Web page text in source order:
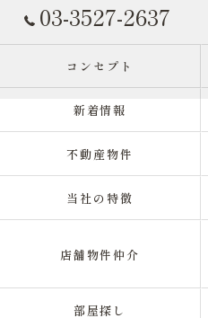
03-3527-2637
コンセプト
新着情報
不動産物件
当社の特徴
店舗物件仲介
部屋探し